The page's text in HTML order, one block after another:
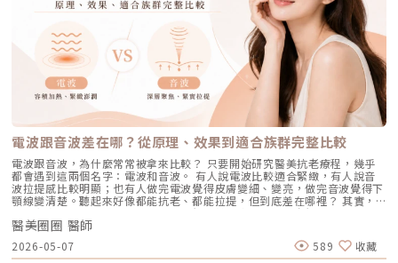
根本減少出油量的人。 作息不正常、壓力型成人痘：針對因為熬夜、壓力
大導致賀爾蒙波動，進而反覆在下巴、兩頰爆發的成人痘，精準破壞皮脂腺
能有效阻斷復發。 深色肌膚患者：過去許多雷射（如脈衝光、某些淨膚雷
射）在深色肌膚上容易引發熱傷害或色素沉澱（反黑）。AviClear 的
1726nm 波長針對的是「油脂」而非「黑色素」，因此適用於 Fitzpatrick
膚色分類的 I 到 VI 型（包含極深色肌膚），安全性極高。AviClear 戰痘雷
射 常見 QA 總整理在決定進行療程前，大家心中難免還有一些疑問。我們
整理了討論度最高的幾個問題：Q1：打 AviClear 戰痘雷射會痛嗎？需要敷
麻藥嗎？A：疼痛度極低，多數患者甚至不需要敷麻藥！怕痛的人有福了！
AviClear 搭載了專利的「AviCool™ 藍寶石冷卻技術」，探頭在雷射擊發的
前、中、後都會持續為肌膚表面降溫。治療過程中，主要會感覺到探頭冰冰
涼涼的，伴隨輕微的溫熱感或是像被橡皮筋輕彈的感覺。相較於傳統雷射或
手工清粉刺的痛楚，整體舒適度大幅提升，輕鬆就能完成療程。Q2：我現
在正在吃口服 A 酸，可以打 AviClear 嗎？A：建議先與主治醫師討論。一
般來說，口服 A 酸會讓皮膚變得比較薄且脆弱。多數醫師會建議在停用口服
A 酸至少 1 到 3 個月後，讓皮膚屏障稍微恢復，再來進行雷射治療會比較
安全。Q3：如果我只有局部（例如下巴）長痘痘，可以只打局部嗎？A：通
常建議「全臉治療」效果最佳。皮脂腺是分佈在全臉的，雖然目前只有下巴
在發炎，但其他區域的皮脂腺可能也處於過度活躍的狀態。全臉均勻施打可
以達到整體控油、預防其他部位未來爆發的效果。當然，醫師在施打時，會
針對正在發炎的嚴重區域特別加強能量。Q4：三次療程結束後，一輩子都
療程通常會是更直接且具效率的選擇之一。隨著醫美科技的不斷進步，針對
不同成因的毛孔問題都有相對應的解方！1. 溫和深層清潔：海菲秀
（HydraFacial）原理：屬於非侵入性的保養。利用專利的負壓水渦流技
術，溫和無痛地吸出毛孔深層的黑頭、白頭粉刺與多餘皮脂，同時導入高濃
度的保濕與抗氧化精華。適合誰：出油粉刺型毛孔、怕痛不敢打雷射、想作
為重要活動前的急救保養者。效果與特色：做完當下皮膚立刻感受到「會呼
吸」的潔淨感，毛孔因為髒污被清空並喝飽水，視覺上會立刻變得細緻，且
無恢復期。2. 光電雷射：皮秒雷射（搭配特殊透鏡）原理：皮秒雷射
（Pico Laser）是目前詢問度最高的縮毛孔療程。核心在於加上了「蜂巢透
鏡」或「聚焦透鏡」。這能在不破壞表皮的情況下，將雷射光束匯聚，在真
皮層產生「空泡效應（LIOB）」。這就像是在皮膚深層進行微小的破壞，
藉此喚醒肌膚的自癒機制，大量刺激膠原蛋白與彈力纖維新生，進而把毛孔
周圍的凹陷給「撐」起來。適合誰：輕中度的老化型毛孔、輕微淺層痘疤、
想同時改善膚色不均與暗沉的人。效果與特色：熱傷害小，術後通常只會紅
腫1~3天，幾乎不影響日常生活。是目前 CP 值極高的定期保養型雷射。3.
重度凹洞救星：UP雷射原理：如果是屬於嚴重的「疤痕/凹洞型毛孔」，皮
秒雷射可能不夠力，這時候就需要汽化型雷射上場。例如 UP雷射
（UltraPulse），它能將能量精準且極深地打入真皮層甚至皮下組織，切斷
硬化的纖維化疤痕組織，進行深層的肌膚重建。適合誰：嚴重的冰鑿型痘
疤、嚴重凹洞型毛孔粗大。效果與特色：效果非常強大且顯著，但相對的
「破壞力」也強。術後會有明顯的點狀結痂、流組織液，恢復期較長（約需
不能以單一方式應對。常見的斑點來源包括：一、紫外線長期累積的影響日
曬會刺激黑色素細胞活躍，形成曬斑、雀斑或不均勻暗沉。二、基因與體質
因素有些人天生黑色素細胞較敏感，斑點更容易在年輕時就出現。三、荷爾
蒙波動包含懷孕、避孕藥、壓力、作息不穩等，都可能使色素活躍，例如熟
知的肝斑。四、發炎後色素沉澱（PIH）痘痘、皮膚受傷、過度刺激後，都
可能留下深淺不一的色沉。以上原因造成斑點呈現不同的「深度」「密度」
與「分布」，也使除斑變得不再只是把黑色素擊散這麼簡單。只要能量不
足，改善有限；能量過強，又可能刺激皮膚，造成修復期延長、色素反應，
甚至讓斑點反覆出現。也因為色素問題本身複雜，傳統除斑療程才會讓人覺
得「效果不一定穩定」。要真正提高治療的成功率，關鍵就在於是否能更精
準、穩定地處理不同深度的黑色素，同時降低熱傷害。什麼是 Reepot AI時
光雷射？從技術重新理解除斑Reepot AI時光雷射是一款以 532 nm 綠光為
基礎，並結合 AI 影像分析的智慧型色素雷射，已通過美國 FDA、韓國
KFDA 與台灣 TFDA 核可。它的設計目的，是讓除斑治療更精準、更安全，
也更符合亞洲膚質對低熱傷害的需求。透過AI智慧影像掃描技術，系統能先
辨識斑點的深度與分布，使能量設定更具科學依據。在治療作用上，
Reepot 搭載超低溫冷卻機制，能在能量擊發的同時以低溫保護皮膚，降低
紅腫與熱刺激。其能量原理以機械式震動分散黑色素為主，而非單純依賴高
熱破壞，因此對周邊組織更溫和。簡單來說，它讓除斑從過去較不穩定的模
式，提升為更可控、恢復期更短的療程設計。Reepot 三大核心技術：讓除
斑更精準、安全、穩定在眾多除斑雷射中，Reepot 之所以被視為新一代的
電波跟音波差在哪？從原理、效果到適合族群完整比較
電波跟音波，為什麼常常被拿來比較？ 只要開始研究醫美抗老療程，幾乎
都會遇到這兩個名字：電波和音波。 有人說電波比較適合緊緻，有人說音
波拉提感比較明顯；也有人做完電波覺得皮膚變細、變亮，做完音波覺得下
顎線變清楚。聽起來好像都能抗老、都能拉提，但到底差在哪裡？ 其實，
電波和音波最大的差別，不是「哪一個比較厲害」，而是它們使用的能量不
同、作用的層次不同，適合處理的老化問題也不同。 簡單來說： 電波偏向
改善皮膚的鬆、細紋、膚質與緊緻度。 音波偏向改善輪廓的垂、嘴邊肉、
下顎線與深層支撐。 例如：如果把臉比喻成一棟房子，電波比較像是在整
醫美圈圈 醫師
2026-05-07 589 收藏